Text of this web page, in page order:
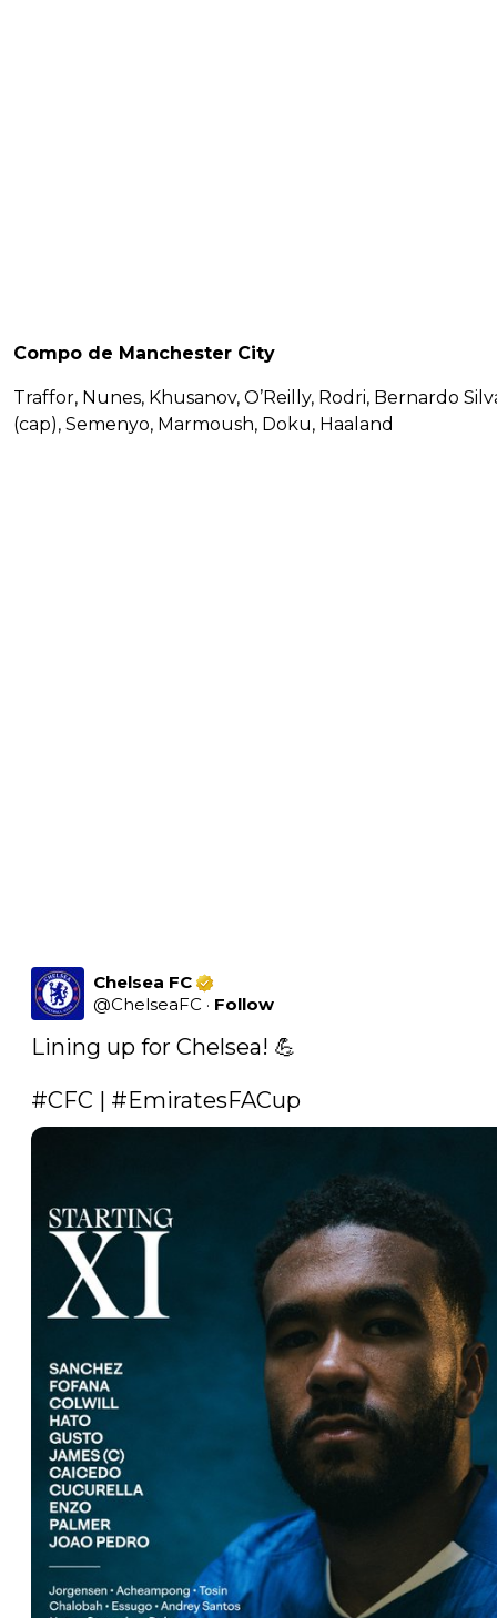
Compo de Manchester City
Traffor, Nunes, Khusanov, O’Reilly, Rodri, Bernardo
(cap), Semenyo, Marmoush, Doku, Haaland
Chelsea FC
@ChelseaFC · Follow
Lining up for Chelsea! 💪
#CFC | #EmiratesFACup